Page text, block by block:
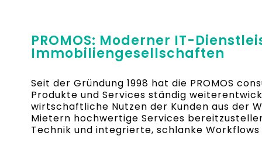
PROMOS: Moderner IT-
Immobiliengesellschaften
Seit der Gründung 1998 hat die PROMOS
Produkte und Services ständig
wirtschaftliche Nutzen der Kunden aus der
Mietern hochwertige Services
Technik und integrierte, schlanke Workflows